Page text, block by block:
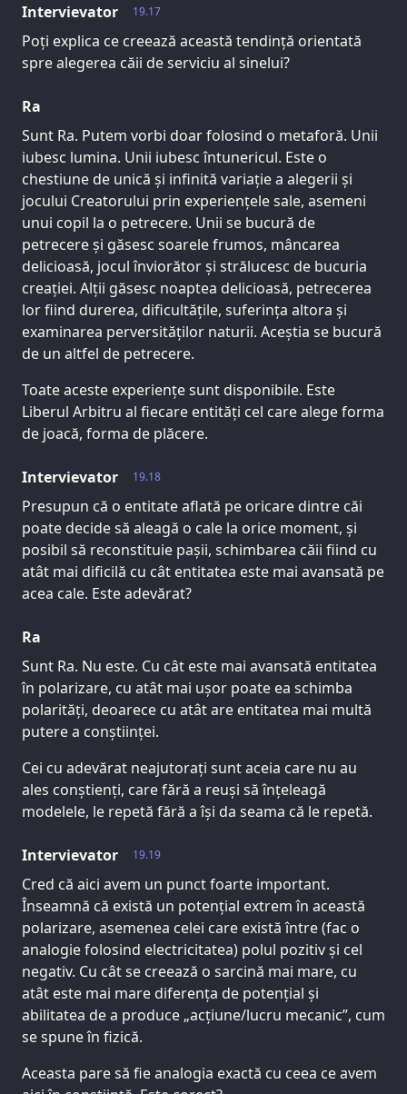
19.17
Intervievator
Poți explica ce creează această tendință orientată
spre alegerea căii de serviciu al sinelui?
Ra
Sunt Ra. Putem vorbi doar folosind o metaforă. Unii
iubesc lumina. Unii iubesc întunericul. Este o
chestiune de unică și infinită variație a alegerii și
jocului Creatorului prin experiențele sale, asemeni
unui copil la o petrecere. Unii se bucură de
petrecere și găsesc soarele frumos, mâncarea
delicioasă, jocul înviorător și strălucesc de bucuria
creației. Alții găsesc noaptea delicioasă, petrecerea
lor fiind durerea, dificultățile, suferința altora și
examinarea perversităților naturii. Aceștia se bucură
de un altfel de petrecere.
Toate aceste experiențe sunt disponibile. Este
Liberul Arbitru al fiecare entități cel care alege forma
de joacă, forma de plăcere.
19.18
Intervievator
Presupun că o entitate aflată pe oricare dintre căi
poate decide să aleagă o cale la orice moment, și
posibil să reconstituie pașii, schimbarea căii fiind cu
atât mai dificilă cu cât entitatea este mai avansată pe
acea cale. Este adevărat?
Ra
Sunt Ra. Nu este. Cu cât este mai avansată entitatea
în polarizare, cu atât mai ușor poate ea schimba
polarități, deoarece cu atât are entitatea mai multă
putere a conștiinței.
Cei cu adevărat neajutorați sunt aceia care nu au
ales conștienți, care fără a reuși să înțeleagă
modelele, le repetă fără a își da seama că le repetă.
19.19
Intervievator
Cred că aici avem un punct foarte important.
Înseamnă că există un potențial extrem în această
polarizare, asemenea celei care există între (fac o
analogie folosind electricitatea) polul pozitiv și cel
negativ. Cu cât se creează o sarcină mai mare, cu
atât este mai mare diferența de potențial și
abilitatea de a produce „acțiune/lucru mecanic”, cum
se spune în fizică.
Aceasta pare să fie analogia exactă cu ceea ce avem